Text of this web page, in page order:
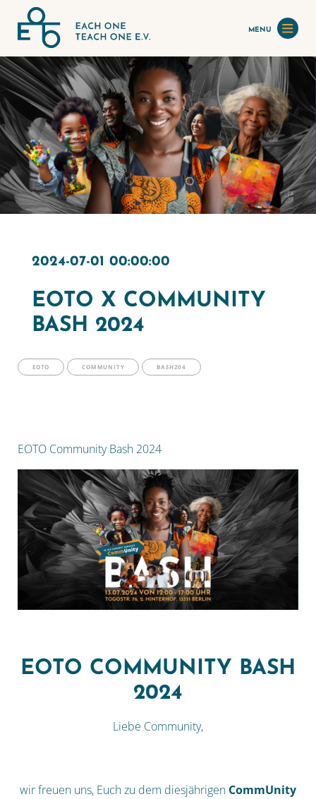
MENU
2024-07-01 00:00:00
EOTO X COMMUNITY
BASH 2024
EOTO COMMUNITY BASH204
EOTO Community Bash 2024
EOTO COMMUNITY BASH
2024
Liebe Community,
wir freuen uns, Euch zu dem diesjährigen CommUnity